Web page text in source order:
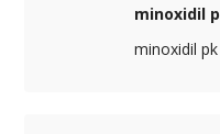
minoxidil
minoxidil